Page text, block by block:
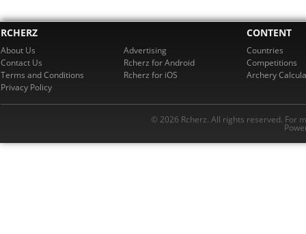
RCHERZ
About Us
Contact Us
Terms and Conditions
Privacy Policy
Advertising
Rcherz for Android
Rcherz for iOS
CONTENT
Countries
Competitions
Archery
© 2026 Rcherz. All rights reserved. For